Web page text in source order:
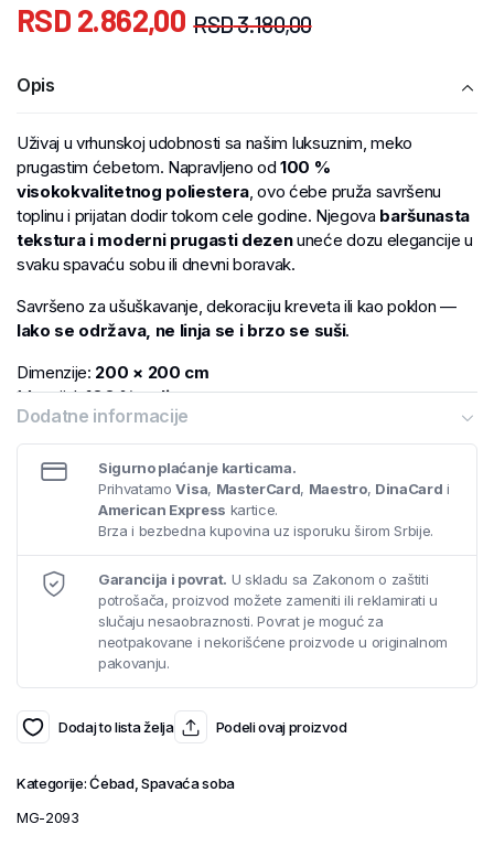
RSD3.180,00
RSD 2.862,00
Opis
Uživaj u vrhunskoj udobnosti sa našim luksuznim, meko
prugastim ćebetom. Napravljeno od100 %
visokokvalitetnog poliestera, ovo ćebe pruža savršenu
toplinu i prijatan dodir tokom cele godine. Njegova baršunasta
tekstura i moderni prugasti dezenuneće dozu elegancije u
svaku spavaću sobu ili dnevni boravak.
Savršeno za ušuškavanje, dekoraciju kreveta ili kao poklon —
lako se održava, ne linja se i brzo se suši.
Dimenzije: 200 × 200 cm
Materijal:100 % poliester
Dostupno u više modernih boja
Dodatne informacije
Sigurno plaćanje karticama.
PrihvatamoVisa, MasterCard, Maestro, DinaCard i
American Express kartice.
Brza i bezbedna kupovina uz isporuku širom Srbije.
Garancija i povrat. U skladu sa Zakonom o zaštiti
potrošača, proizvod možete zameniti ili reklamirati u
slučaju nesaobraznosti. Povrat je moguć za
neotpakovane i nekorišćene proizvode u originalnom
pakovanju.
Dodaj to lista želja Podeli ovaj proizvod
Kategorije:Ćebad, Spavaća soba
MG-2093